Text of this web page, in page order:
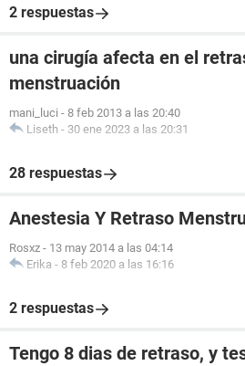
2 respuestas
una cirugía afecta en el
menstruación
mani_luci - 8 feb 2013 a las 20:40
Liseth - 30 ene 2023 a las 20:31
28 respuestas
Anestesia Y Retraso
Rosxz - 13 may 2014 a las 04:14
Erika - 8 feb 2020 a las 16:16
2 respuestas
Tengo 8 dias de retraso, y